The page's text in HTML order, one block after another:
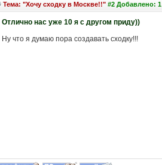
Тема: "Хочу сходку в Москве!!"#2 Добавлено: 1
Отлично нас уже 10 я с другом приду))
Ну что я думаю пора создавать сходку!!!